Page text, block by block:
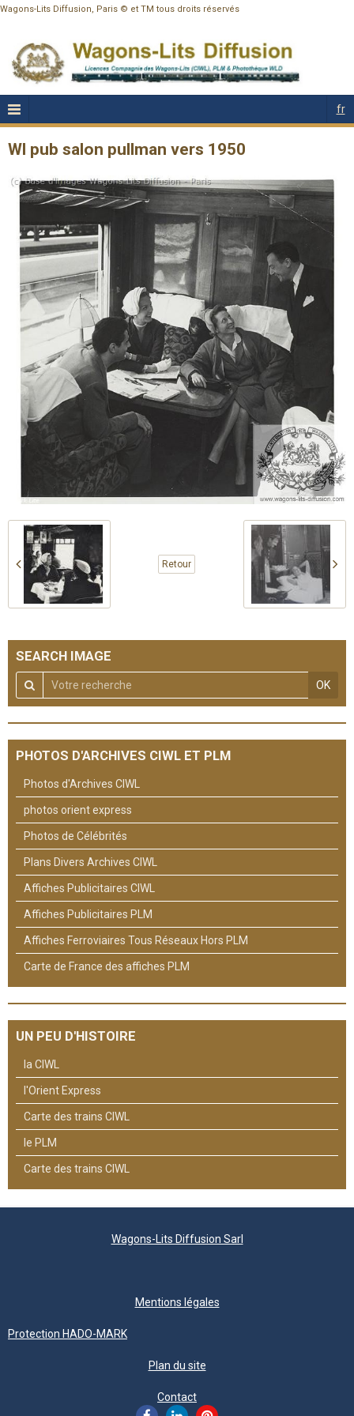
Wagons-Lits Diffusion, Paris © et TM tous droits réservés
fr
Wl pub salon pullman vers 1950
Retour
SEARCH IMAGE
OK
PHOTOS D'ARCHIVES CIWL ET PLM
Photos d'Archives CIWL
photos orient express
Photos de Célébrités
Plans Divers Archives CIWL
Affiches Publicitaires CIWL
Affiches Publicitaires PLM
Affiches Ferroviaires Tous Réseaux Hors PLM
Carte de France des affiches PLM
UN PEU D'HISTOIRE
la CIWL
l'Orient Express
Carte des trains CIWL
le PLM
Carte des trains CIWL
Wagons-Lits Diffusion Sarl
Mentions légales
Protection HADO-MARK
Plan du site
Contact